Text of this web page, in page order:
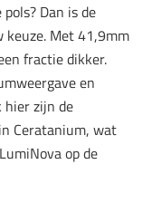
Dan is de
keuze. Met 41,9mm
fractie dikker.
en
zijn de
Ceratanium, wat
op de